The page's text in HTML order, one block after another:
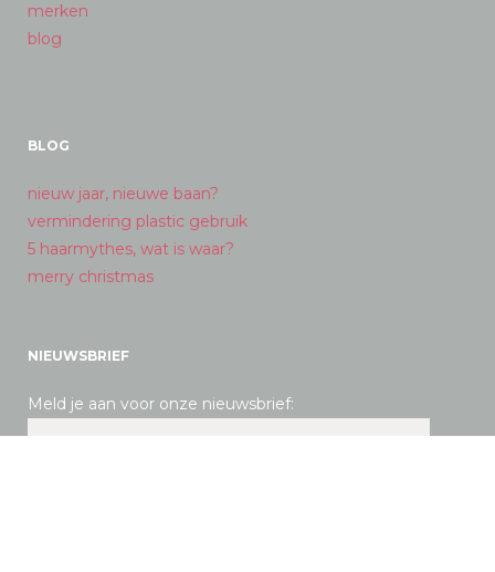
merken
blog
BLOG
nieuw jaar, nieuwe baan?
vermindering plastic gebruik
5 haarmythes, wat is waar?
merry christmas
NIEUWSBRIEF
Meld je aan voor onze nieuwsbrief: